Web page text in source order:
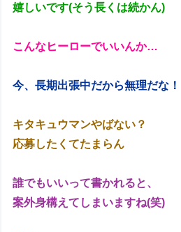
嬉しいです(そう長くは続かん)
こんなヒーローでいいんか…
今、長期出張中だから無理だな！
キタキュウマンやばない？
応募したくてたまらん
誰でもいいって書かれると、
案外身構えてしまいますね(笑)